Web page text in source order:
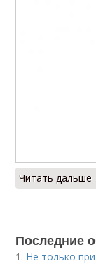
Читать
Последние
1. Не только